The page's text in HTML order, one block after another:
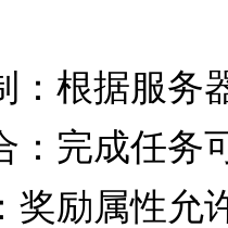
：根据服务
：完成任务
奖励属性允